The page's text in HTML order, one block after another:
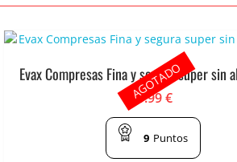
Evax Compresas Fina y segura super sin
1.99€
9 Puntos
AGOTADO